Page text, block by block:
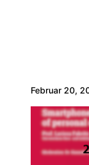
Februar 20,